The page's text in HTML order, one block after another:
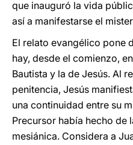
que inauguró la vida
así a manifestarse el
El relato evangélico pone
hay, desde el comienzo,
Bautista y la de Jesús. Al
penitencia, Jesús
una continuidad entre su
Precursor había hecho de
mesiánica. Considera a